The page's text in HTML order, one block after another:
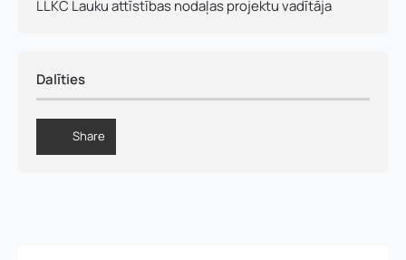
LLKC Lauku attīstības nodaļas projektu vadītāja
Dalīties
Share